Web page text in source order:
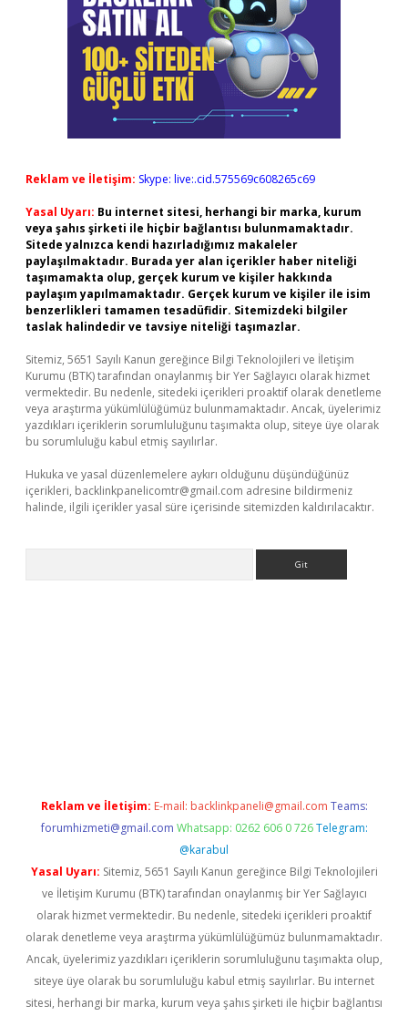
Reklam ve İletişim: Skype: live:.cid.575569c608265c69
Yasal Uyarı: Bu internet sitesi, herhangi bir marka, kurum
veya şahıs şirketi ile hiçbir bağlantısı bulunmamaktadır.
Sitede yalnızca kendi hazırladığımız makaleler
paylaşılmaktadır. Burada yer alan içerikler haber niteliği
taşımamakta olup, gerçek kurum ve kişiler hakkında
paylaşım yapılmamaktadır. Gerçek kurum ve kişiler ile isim
benzerlikleri tamamen tesadüfidir. Sitemizdeki bilgiler
taslak halindedir ve tavsiye niteliği taşımazlar.
Sitemiz, 5651 Sayılı Kanun gereğince Bilgi Teknolojileri ve İletişim
Kurumu (BTK) tarafından onaylanmış bir Yer Sağlayıcı olarak hizmet
vermektedir. Bu nedenle, sitedeki içerikleri proaktif olarak denetleme
veya araştırma yükümlülüğümüz bulunmamaktadır. Ancak, üyelerimiz
yazdıkları içeriklerin sorumluluğunu taşımakta olup, siteye üye olarak
bu sorumluluğu kabul etmiş sayılırlar.
Hukuka ve yasal düzenlemelere aykırı olduğunu düşündüğünüz
içerikleri, backlinkpanelicomtr@gmail.com adresine bildirmeniz
halinde, ilgili içerikler yasal süre içerisinde sitemizden kaldırılacaktır.
Reklam ve İletişim: E-mail: backlinkpaneli@gmail.com Teams:
forumhizmeti@gmail.com Whatsapp: 0262 606 0 726 Telegram:
@karabul
Yasal Uyarı: Sitemiz, 5651 Sayılı Kanun gereğince Bilgi Teknolojileri
ve İletişim Kurumu (BTK) tarafından onaylanmış bir Yer Sağlayıcı
olarak hizmet vermektedir. Bu nedenle, sitedeki içerikleri proaktif
olarak denetleme veya araştırma yükümlülüğümüz bulunmamaktadır.
Ancak, üyelerimiz yazdıkları içeriklerin sorumluluğunu taşımakta olup,
siteye üye olarak bu sorumluluğu kabul etmiş sayılırlar. Bu internet
sitesi, herhangi bir marka, kurum veya şahıs şirketi ile hiçbir bağlantısı